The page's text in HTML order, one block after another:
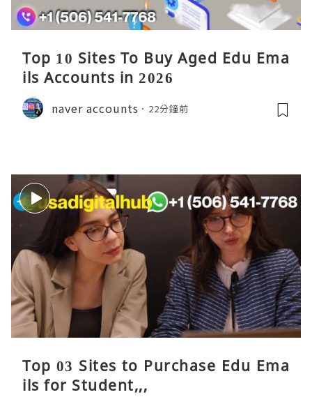
Top 10 Sites To Buy Aged Edu Ema
ils Accounts in 2026
naver accounts 22分鐘前
Top 03 Sites to Purchase Edu Ema
ils for Student,,,